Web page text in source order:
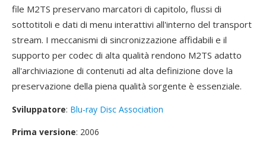
file M2TS preservano marcatori di capitolo, flussi di
sottotitoli e dati di menu interattivi all'interno del transport
stream. I meccanismi di sincronizzazione affidabili e il
supporto per codec di alta qualità rendono M2TS adatto
all'archiviazione di contenuti ad alta definizione dove la
preservazione della piena qualità sorgente è essenziale.
Sviluppatore: Blu-ray Disc Association
Prima versione: 2006